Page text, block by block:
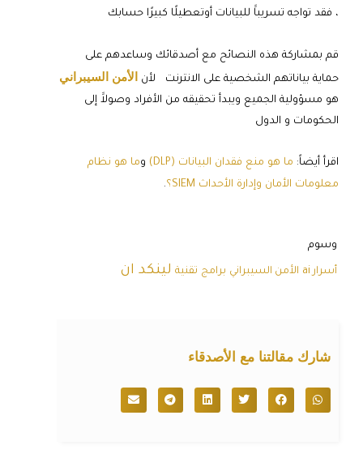
، فقد تواجه تسريباََ للبيانات أوتعطيلًا كبيرًا حسابك
قم بمشاركة هذه النصائح مع أصدقائك وساعدهم على
حماية بياناتهم الشخصية على الانترنت لأن الأمن السيبراني
هو مسؤولية الجميع ويبدأ تحقيقه من الأفراد وصولاََ إلى
الحكومات و الدول
اقرأ أيضاً: ما هو منع فقدان البيانات (DLP) وما هو نظام
معلومات الأمان وإدارة الأحداث SIEM؟
.
وسوم
أسرار ai الأمن السيبراني برامج تقنية لينكد ان
شارك مقالتنا مع الأصدقاء